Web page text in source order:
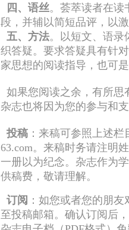
四、语丝。荟萃读者在读
段，并辅以简短品评，以
五、方法。以短文、语录
织答疑。要求答疑具有针
家思想的阅读指导，也可
如果您阅读之余，有所思
杂志也将因为您的参与和
投稿：来稿可参照上述栏
63.com。来稿时务请注明
一册以为纪念。杂志作为
供稿费，敬请理解。
订阅 ：如您或者您的朋
至投稿邮箱。确认订阅后